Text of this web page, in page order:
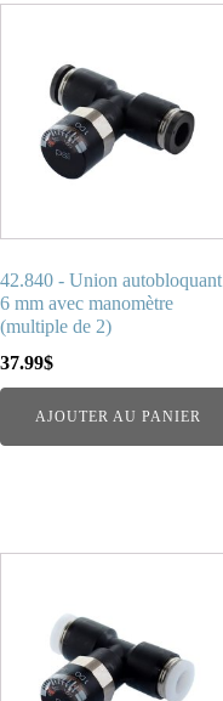
42.840 - Union autobloquant
6 mm avec manomètre
(multiple de 2)
37.99$
AJOUTER AU PANIER